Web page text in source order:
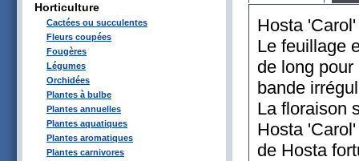
Horticulture
Cactées ou succulentes
Fleurs coupées
Fougères
Légumes
Orchidées
Plantes à bulbe
Plantes annuelles
Plantes aquatiques
Plantes aromatiques
Plantes carnivores
Hosta
Le feuillage
de long
bande
La floraison
Hosta
de Hosta